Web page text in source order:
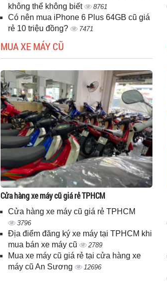
không thể không biết
8761
Có nên mua iPhone 6 Plus 64GB cũ giá
rẻ 10 triệu đồng?
7471
MUA XE MÁY CŨ
Cửa hàng xe máy cũ giá rẻ TPHCM
Cửa hàng xe máy cũ giá rẻ TPHCM
3796
Địa điểm đăng ký xe máy tại TPHCM khi
mua bán xe máy cũ
2789
Mua xe máy cũ giá rẻ tại cửa hàng xe
máy cũ An Sương
12696